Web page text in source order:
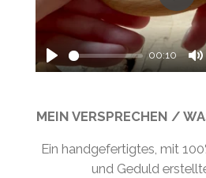
P
a
00:10
M
t
P
l
a
y
MEIN VERSPRECHEN /
Ein handgefertigtes, mit
und Geduld